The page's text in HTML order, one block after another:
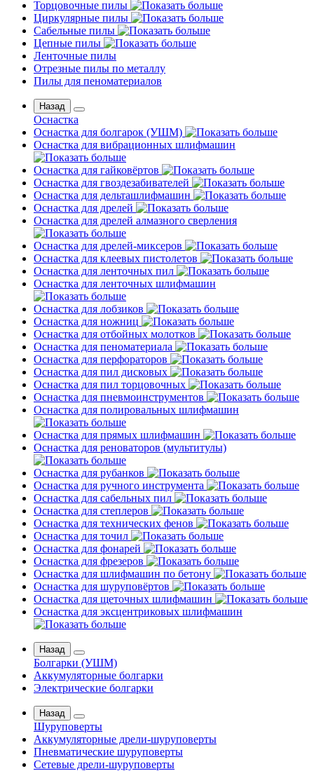
Торцовочные пилы
Циркулярные пилы
Сабельные пилы
Цепные пилы
Ленточные пилы
Отрезные пилы по металлу
Пилы для пеноматериалов
Назад
Оснастка
Оснастка для болгарок (УШМ)
Оснастка для вибрационных шлифмашин
Оснастка для гайковёртов
Оснастка для гвоздезабивателей
Оснастка для дельташлифмашин
Оснастка для дрелей
Оснастка для дрелей алмазного сверления
Оснастка для дрелей-миксеров
Оснастка для клеевых пистолетов
Оснастка для ленточных пил
Оснастка для ленточных шлифмашин
Оснастка для лобзиков
Оснастка для ножниц
Оснастка для отбойных молотков
Оснастка для пеноматериала
Оснастка для перфораторов
Оснастка для пил дисковых
Оснастка для пил торцовочных
Оснастка для пневмоинструментов
Оснастка для полировальных шлифмашин
Оснастка для прямых шлифмашин
Оснастка для реноваторов (мультитулы)
Оснастка для рубанков
Оснастка для ручного инструмента
Оснастка для сабельных пил
Оснастка для степлеров
Оснастка для технических фенов
Оснастка для точил
Оснастка для фонарей
Оснастка для фрезеров
Оснастка для шлифмашин по бетону
Оснастка для шуруповёртов
Оснастка для щеточных шлифмашин
Оснастка для эксцентриковых шлифмашин
Назад
Болгарки (УШМ)
Аккумуляторные болгарки
Электрические болгарки
Назад
Шуруповерты
Аккумуляторные дрели-шуруповерты
Пневматические шуруповерты
Сетевые дрели-шуруповерты